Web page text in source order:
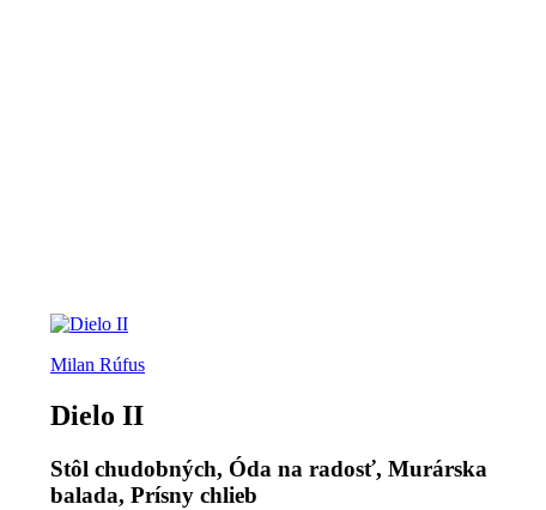
Milan Rúfus
Dielo II
Stôl chudobných, Óda na radosť, Murárska
balada, Prísny chlieb